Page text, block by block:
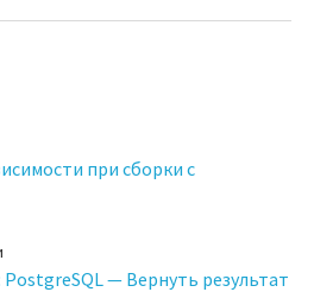
при сборки с
— Вернуть результат